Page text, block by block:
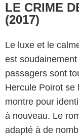
LE CRIME
(2017)
Le luxe et le
est
passagers sont
Hercule Poirot se
montre pour
à nouveau. Le
adapté à de